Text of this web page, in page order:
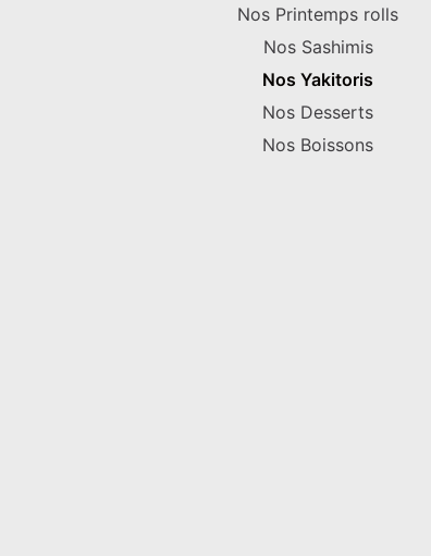
Nos Printemps rolls
Nos Sashimis
Nos Yakitoris
Nos Desserts
Nos Boissons